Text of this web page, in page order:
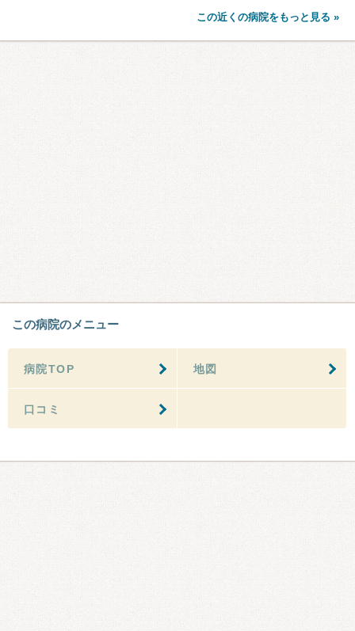
この近くの病院をもっと見る »
この病院のメニュー
病院TOP 地図
口コミ